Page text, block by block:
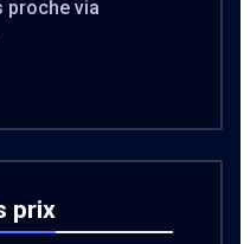
proche via
prix